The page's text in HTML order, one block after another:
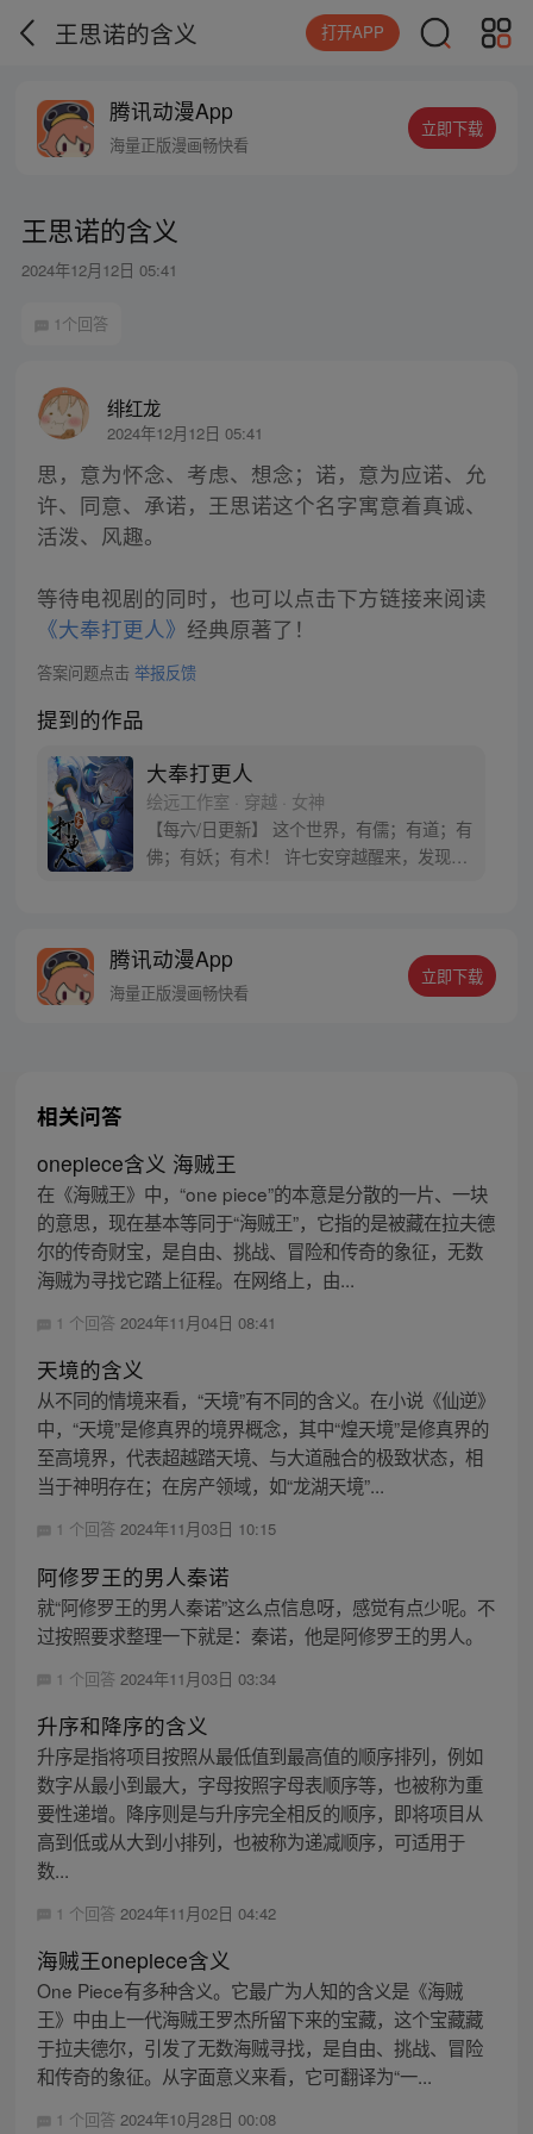
王思诺的含义 打开APP
腾讯动漫App
海量正版漫画畅快看
立即下载
王思诺的含义
2024年12月12日 05:41
1个回答
绯红龙
2024年12月12日 05:41
思，意为怀念、考虑、想念；诺，意为应诺、允
许、同意、承诺，王思诺这个名字寓意着真诚、
活泼、风趣。
等待电视剧的同时，也可以点击下方链接来阅读
《大奉打更人》 经典原著了！
答案问题点击 举报反馈
提到的作品
大奉打更人
绘远工作室 · 穿越 · 女神
【每六/日更新】 这个世界，有儒；有道；有
佛；有妖；有术！ 许七安穿越醒来，发现自
者卖报小郎君同名小说 QQ群号：
799493374
腾讯动漫App
海量正版漫画畅快看
立即下载
相关问答
onepiece含义 海贼王
在《海贼王》中，“one piece”的本意是分散的一片、一块
的意思，现在基本等同于“海贼王”，它指的是被藏在拉夫德
尔的传奇财宝，是自由、挑战、冒险和传奇的象征，无数
海贼为寻找它踏上征程。在网络上，由...
1 个回答 2024年11月04日 08:41
天境的含义
从不同的情境来看，“天境”有不同的含义。在小说《仙逆》
中，“天境”是修真界的境界概念，其中“煌天境”是修真界的
至高境界，代表超越踏天境、与大道融合的极致状态，相
当于神明存在；在房产领域，如“龙湖天境”...
1 个回答 2024年11月03日 10:15
阿修罗王的男人秦诺
就“阿修罗王的男人秦诺”这么点信息呀，感觉有点少呢。不
过按照要求整理一下就是：秦诺，他是阿修罗王的男人。
1 个回答 2024年11月03日 03:34
升序和降序的含义
升序是指将项目按照从最低值到最高值的顺序排列，例如
数字从最小到最大，字母按照字母表顺序等，也被称为重
要性递增。降序则是与升序完全相反的顺序，即将项目从
高到低或从大到小排列，也被称为递减顺序，可适用于
数...
1 个回答 2024年11月02日 04:42
海贼王onepiece含义
One Piece有多种含义。它最广为人知的含义是《海贼
王》中由上一代海贼王罗杰所留下来的宝藏，这个宝藏藏
于拉夫德尔，引发了无数海贼寻找，是自由、挑战、冒险
和传奇的象征。从字面意义来看，它可翻译为“一...
1 个回答 2024年10月28日 00:08